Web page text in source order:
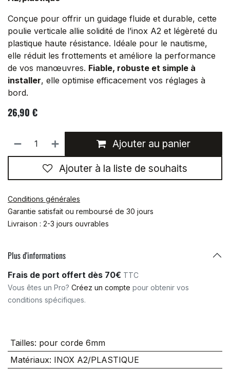
Conçue pour offrir un guidage fluide et durable, cette
poulie verticale allie solidité de l’inox A2 et légèreté du
plastique haute résistance. Idéale pour le nautisme,
elle réduit les frottements et améliore la performance
de vos manœuvres. Fiable, robuste et simple à
installer, elle optimise efficacement vos réglages à
bord.
26,90 €
Ajouter au panier
Ajouter à la liste de souhaits
Conditions générales
Garantie satisfait ou remboursé de 30 jours
Livraison : 2-3 jours ouvrables
Plus d'informations
Frais de port offert dès 70€ TTC
Vous êtes un Pro? Créez un compte pour obtenir vos
conditions spécifiques.
Tailles: pour corde 6mm
Matériaux: INOX A2/PLASTIQUE